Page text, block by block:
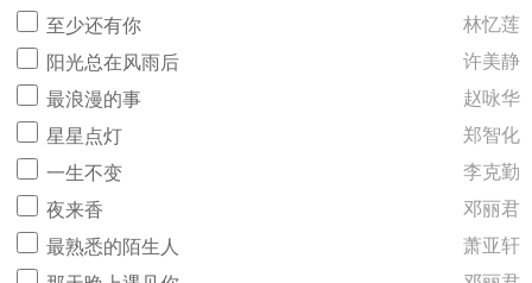
至少还有你
林忆莲
阳光总在风雨后
许美静
最浪漫的事
赵咏华
星星点灯
郑智化
一生不变
李克勤
夜来香
邓丽君
最熟悉的陌生人
萧亚轩